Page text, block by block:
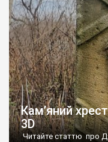
палацу виїхала
Кам’яний
3D
Читайте статтю про